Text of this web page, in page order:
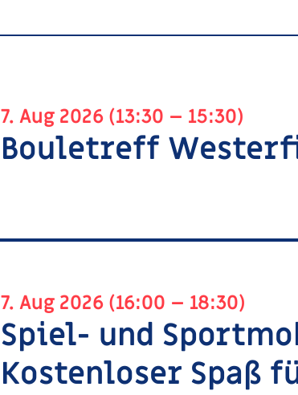
7. Aug 2026 (13:30 – 15:30)
Bouletreff
7. Aug 2026 (16:00 – 18:30)
Spiel- und
Kostenloser Spaß